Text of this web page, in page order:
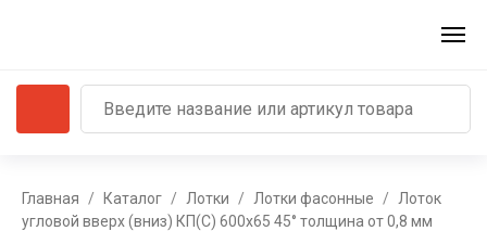
Главная Каталог Лотки Лотки фасонные
Лоток
угловой вверх (вниз) КП(С) 600x65 45° толщина от 0,8 мм